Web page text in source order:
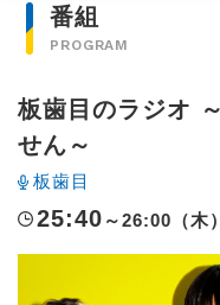
番組
PROGRAM
板歯目のラジオ
せん～
板歯目
25:40 ～26:00（木）